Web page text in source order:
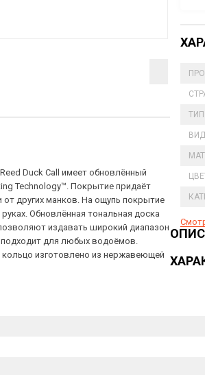
Duck Call имеет обновлённый
Technology™. Покрытие придаёт
от других манков. На ощупь покрытие
Обновлённая тональная доска
издавать широкий диапазон
подходит для любых водоёмов.
изготовлено из нержавеющей